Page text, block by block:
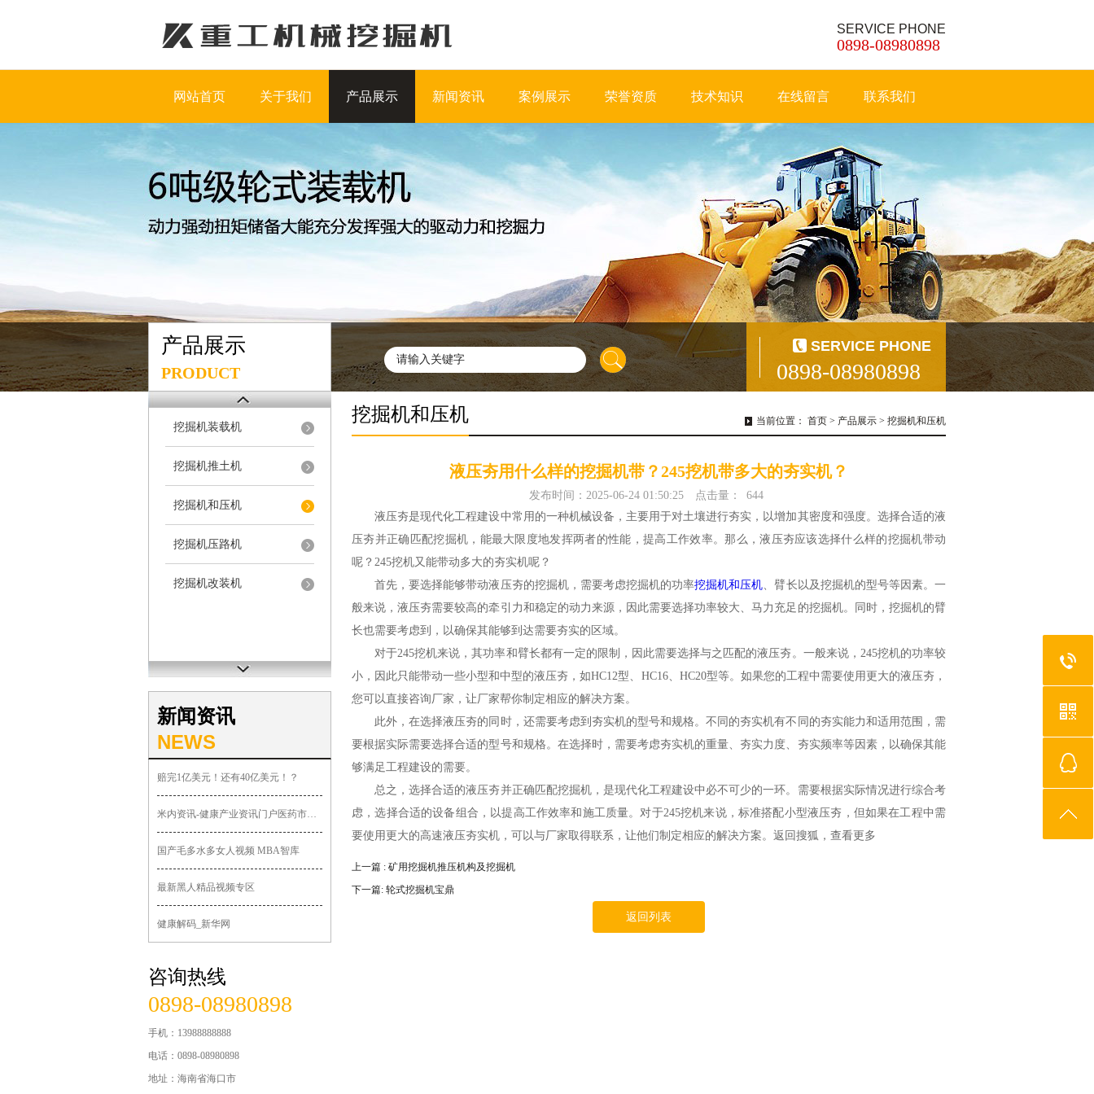
SERVICE PHONE
0898-08980898
网站首页 关于我们 产品展示 新闻资讯 案例展示 荣誉资质 技术知识 在线留言 联系我们
产品展示
PRODUCT
SERVICE PHONE
0898-08980898
挖掘机装载机
挖掘机推土机
挖掘机和压机
挖掘机压路机
挖掘机改装机
新闻资讯
NEWS
赔完1亿美元！还有40亿美元！？
米内资讯-健康产业资讯门户医药市场动态广场
国产毛多水多女人视频 MBA智库
最新黑人精品视频专区
健康解码_新华网
咨询热线
0898-08980898
手机：13988888888
电话：0898-08980898
地址：海南省海口市
挖掘机和压机 当前位置： 首页 > 产品展示 > 挖掘机和压机
液压夯用什么样的挖掘机带？245挖机带多大的夯实机？
发布时间：2025-06-24 01:50:25 点击量：
644
液压夯是现代化工程建设中常用的一种机械设备，主要用于对土壤进行夯实，以增加其密度和强度。选择合适的液
压夯并正确匹配挖掘机，能最大限度地发挥两者的性能，提高工作效率。那么，液压夯应该选择什么样的挖掘机带动
呢？245挖机又能带动多大的夯实机呢？
首先，要选择能够带动液压夯的挖掘机，需要考虑挖掘机的功率挖掘机和压机、臂长以及挖掘机的型号等因素。一
般来说，液压夯需要较高的牵引力和稳定的动力来源，因此需要选择功率较大、马力充足的挖掘机。同时，挖掘机的臂
长也需要考虑到，以确保其能够到达需要夯实的区域。
对于245挖机来说，其功率和臂长都有一定的限制，因此需要选择与之匹配的液压夯。一般来说，245挖机的功率较
小，因此只能带动一些小型和中型的液压夯，如HC12型、HC16、HC20型等。如果您的工程中需要使用更大的液压夯，
您可以直接咨询厂家，让厂家帮你制定相应的解决方案。
此外，在选择液压夯的同时，还需要考虑到夯实机的型号和规格。不同的夯实机有不同的夯实能力和适用范围，需
要根据实际需要选择合适的型号和规格。在选择时，需要考虑夯实机的重量、夯实力度、夯实频率等因素，以确保其能
够满足工程建设的需要。
总之，选择合适的液压夯并正确匹配挖掘机，是现代化工程建设中必不可少的一环。需要根据实际情况进行综合考
虑，选择合适的设备组合，以提高工作效率和施工质量。对于245挖机来说，标准搭配小型液压夯，但如果在工程中需
要使用更大的高速液压夯实机，可以与厂家取得联系，让他们制定相应的解决方案。返回搜狐，查看更多
上一篇 : 矿用挖掘机推压机构及挖掘机
下一篇: 轮式挖掘机宝鼎
返回列表